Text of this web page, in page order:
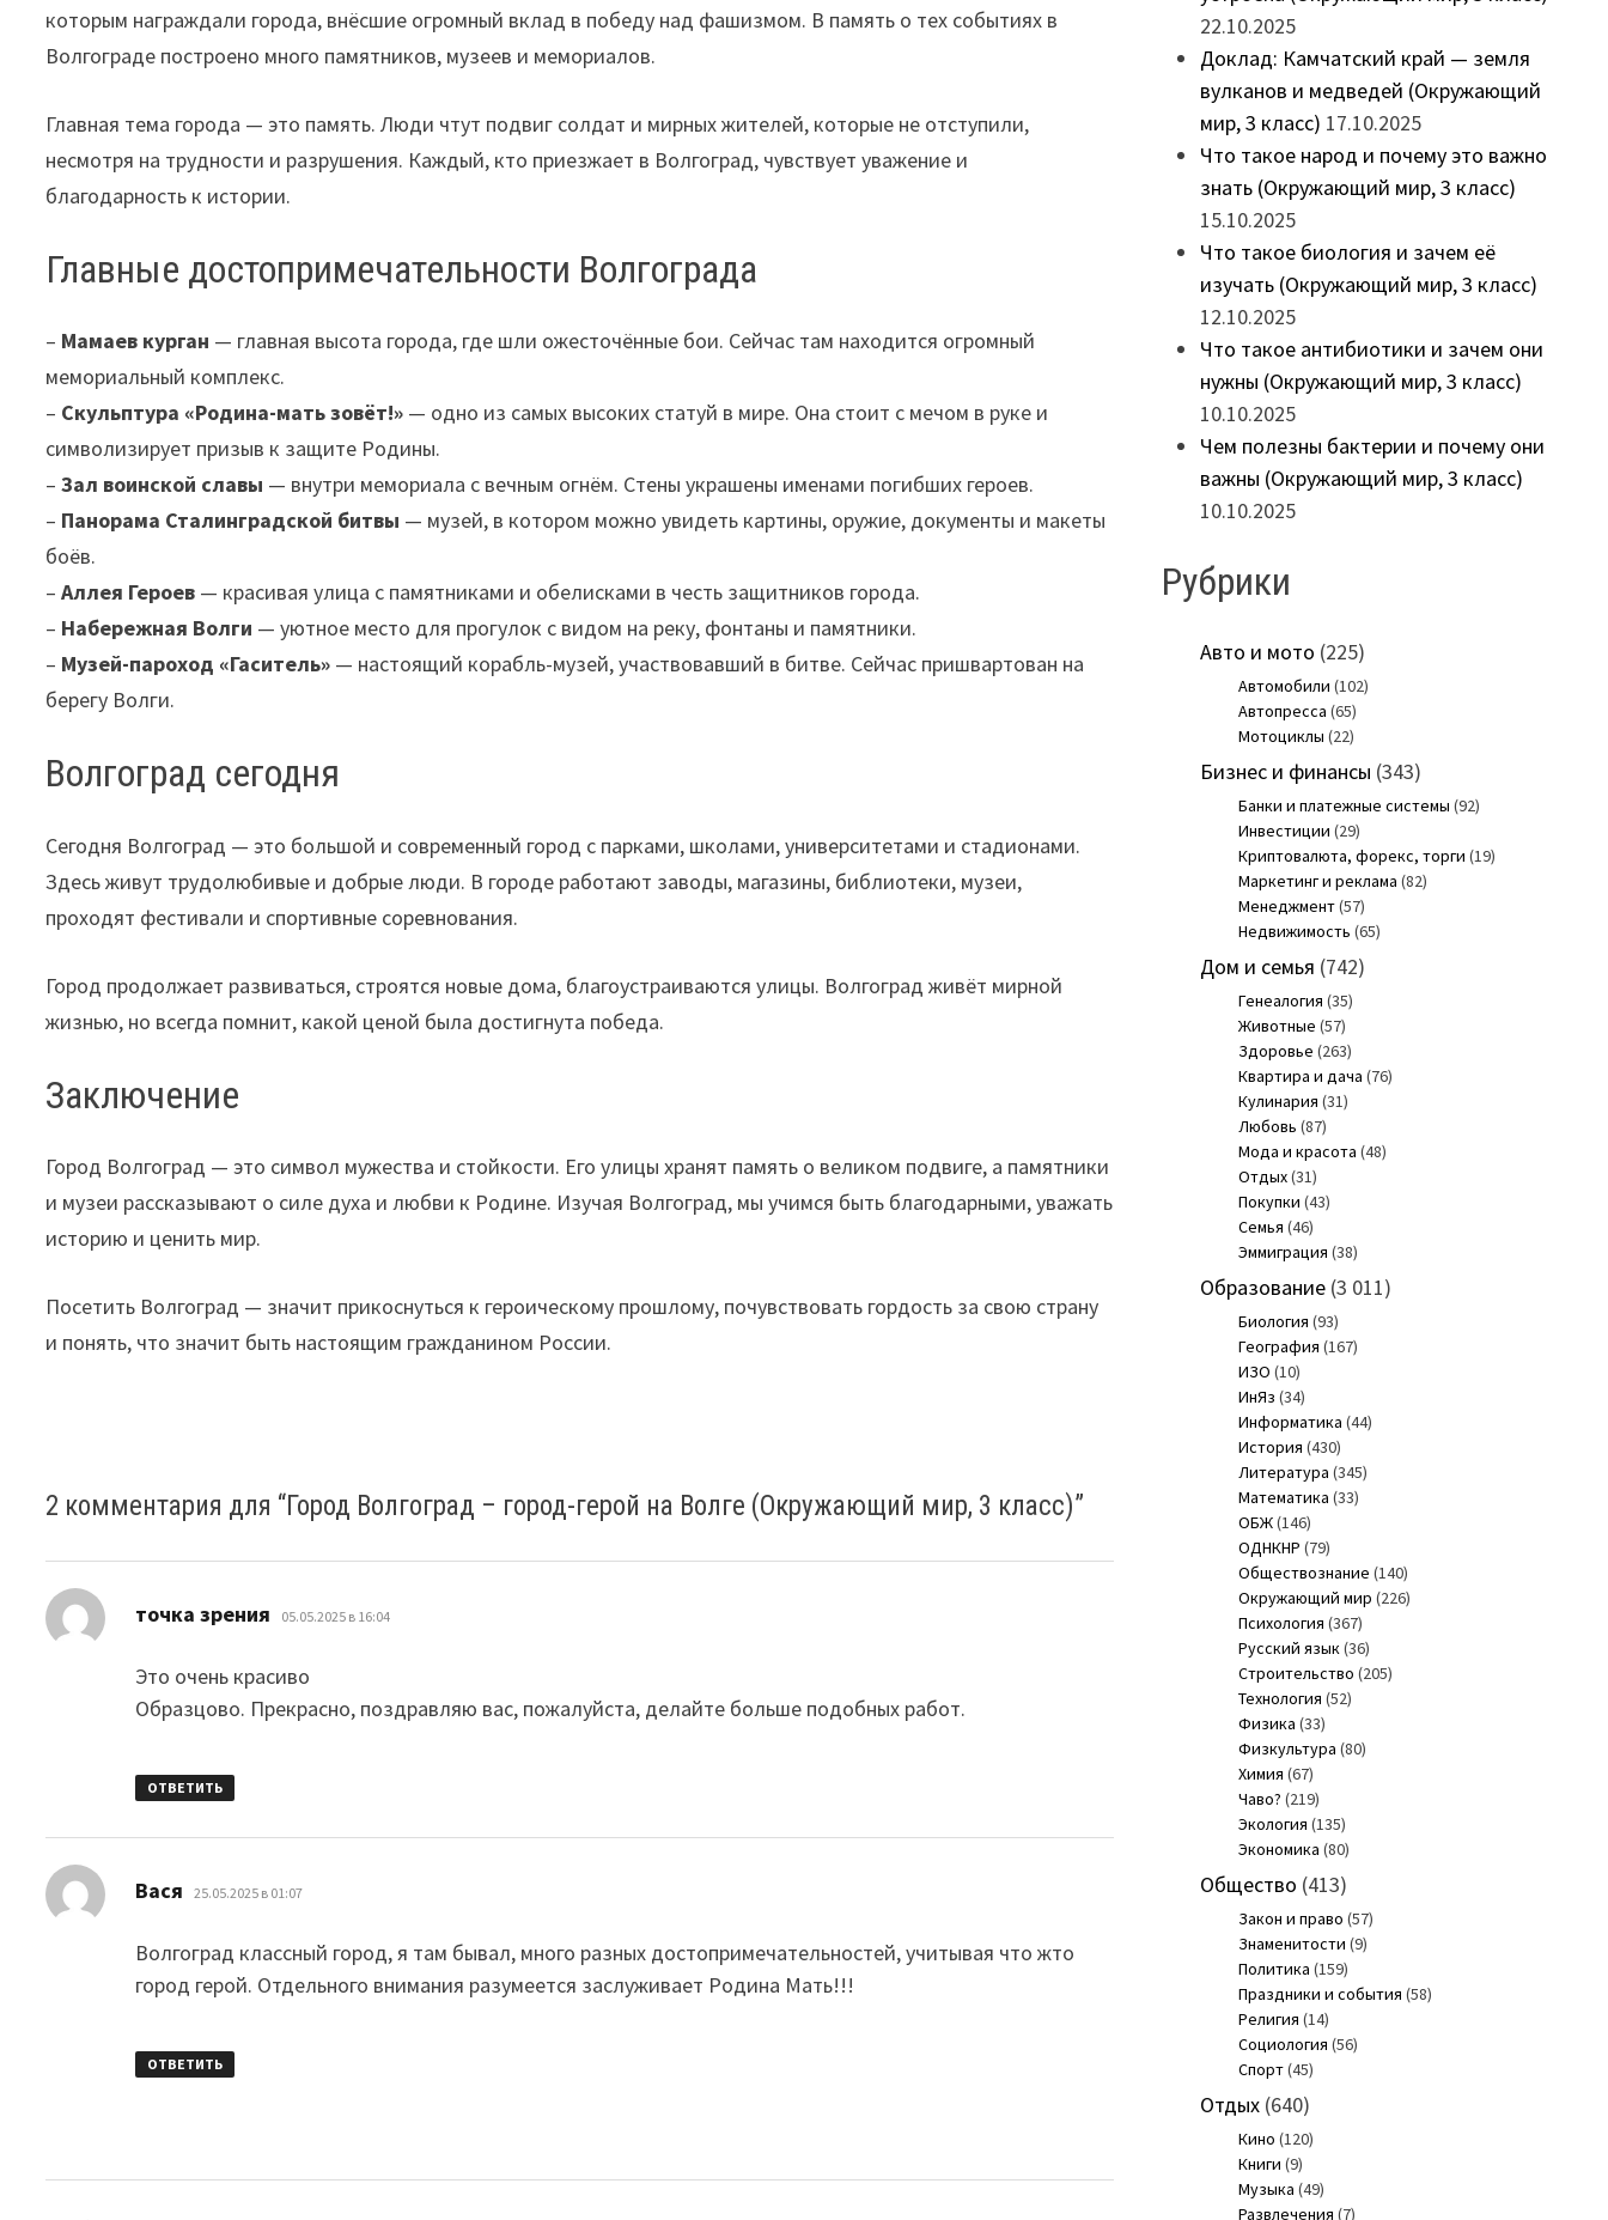
которым награждали города, внёсшие огромный вклад в победу над фашизмом. В память о тех событиях в
Волгограде построено много памятников, музеев и мемориалов.
Главная тема города — это память. Люди чтут подвиг солдат и мирных жителей, которые не отступили,
несмотря на трудности и разрушения. Каждый, кто приезжает в Волгоград, чувствует уважение и
благодарность к истории.
Главные достопримечательности Волгограда
– Мамаев курган — главная высота города, где шли ожесточённые бои. Сейчас там находится огромный
мемориальный комплекс.
– Скульптура «Родина-мать зовёт!» — одно из самых высоких статуй в мире. Она стоит с мечом в руке и
символизирует призыв к защите Родины.
–Зал воинской славы — внутри мемориала с вечным огнём. Стены украшены именами погибших героев.
– Панорама Сталинградской битвы — музей, в котором можно увидеть картины, оружие, документы и макеты
боёв.
–Аллея Героев — красивая улица с памятниками и обелисками в честь защитников города.
– Набережная Волги — уютное место для прогулок с видом на реку, фонтаны и памятники.
– Музей-пароход «Гаситель» — настоящий корабль-музей, участвовавший в битве. Сейчас пришвартован на
берегу Волги.
Волгоград сегодня
Сегодня Волгоград — это большой и современный город с парками, школами, университетами и стадионами.
Здесь живут трудолюбивые и добрые люди. В городе работают заводы, магазины, библиотеки, музеи,
проходят фестивали и спортивные соревнования.
Город продолжает развиваться, строятся новые дома, благоустраиваются улицы. Волгоград живёт мирной
жизнью, но всегда помнит, какой ценой была достигнута победа.
Заключение
Город Волгоград — это символ мужества и стойкости. Его улицы хранят память о великом подвиге, а памятники
и музеи рассказывают о силе духа и любви к Родине. Изучая Волгоград, мы учимся быть благодарными, уважать
историю и ценить мир.
Посетить Волгоград — значит прикоснуться к героическому прошлому, почувствовать гордость за свою страну
и понять, что значит быть настоящим гражданином России.
2 комментария для “Город Волгоград – город-герой на Волге (Окружающий мир, 3 класс)”
точка зрения 05.05.2025 в 16:04
Это очень красиво
Образцово. Прекрасно, поздравляю вас, пожалуйста, делайте больше подобных работ.
ОТВЕТИТЬ
Вася 25.05.2025 в 01:07
Волгоград классный город, я там бывал, много разных достопримечательностей, учитывая что жто
город герой. Отдельного внимания разумеется заслуживает Родина Мать!!!
ОТВЕТИТЬ
22.10.2025
Доклад: Камчатский край — земля
вулканов и медведей (Окружающий
мир, 3 класс) 17.10.2025
Что такое народ и почему это важно
знать (Окружающий мир, 3 класс)
15.10.2025
Что такое биология и зачем её
изучать (Окружающий мир, 3 класс)
12.10.2025
Что такое антибиотики и зачем они
нужны (Окружающий мир, 3 класс)
10.10.2025
Чем полезны бактерии и почему они
важны (Окружающий мир, 3 класс)
10.10.2025
Рубрики
Авто и мото (225)
Автомобили (102)
Автопресса (65)
Мотоциклы (22)
Бизнес и финансы (343)
Банки и платежные системы (92)
Инвестиции (29)
Криптовалюта, форекс, торги (19)
Маркетинг и реклама (82)
Менеджмент(57)
Недвижимость (65)
Дом и семья (742)
Генеалогия (35)
Животные (57)
Здоровье (263)
Квартира и дача (76)
Кулинария (31)
Любовь (87)
Мода и красота (48)
Отдых(31)
Покупки (43)
Семья (46)
Эммиграция (38)
Образование(3 011)
Биология (93)
География (167)
ИЗО (10)
ИнЯз (34)
Информатика (44)
История (430)
Литература (345)
Математика (33)
ОБЖ(146)
ОДНКНР (79)
Обществознание (140)
Окружающий мир (226)
Психология (367)
Русский язык(36)
Строительство (205)
Технология (52)
Физика (33)
Физкультура (80)
Химия (67)
Чаво? (219)
Экология (135)
Экономика (80)
Общество (413)
Закон и право (57)
Знаменитости (9)
Политика (159)
Праздники и события (58)
Религия (14)
Социология (56)
Спорт(45)
Отдых(640)
Кино (120)
Книги (9)
Музыка (49)
Развлечения (7)